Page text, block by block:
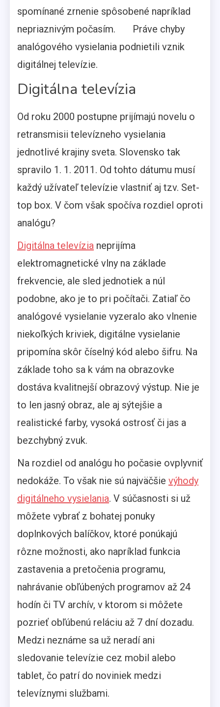
spomínané zrnenie spôsobené napríklad
nepriaznivým počasím.
Práve chyby
analógového vysielania podnietili vznik
digitálnej televízie.
Digitálna televízia
Od roku 2000 postupne prijímajú novelu o
retransmisii televízneho vysielania
jednotlivé krajiny sveta. Slovensko tak
spravilo 1. 1. 2011. Od tohto dátumu musí
každý užívateľ televízie vlastniť aj tzv. Set-
top box. V čom však spočíva rozdiel oproti
analógu?
Digitálna televízia neprijíma
elektromagnetické vlny na základe
frekvencie, ale sled jednotiek a núl
podobne, ako je to pri počítači. Zatiaľ čo
analógové vysielanie vyzeralo ako vlnenie
niekoľkých kriviek, digitálne vysielanie
pripomína skôr číselný kód alebo šifru. Na
základe toho sa k vám na obrazovke
dostáva kvalitnejší obrazový výstup. Nie je
to len jasný obraz, ale aj sýtejšie a
realistické farby, vysoká ostrosť či jas a
bezchybný zvuk.
Na rozdiel od analógu ho počasie ovplyvniť
nedokáže. To však nie sú najväčšie výhody
digitálneho vysielania. V súčasnosti si už
môžete vybrať z bohatej ponuky
doplnkových balíčkov, ktoré ponúkajú
rôzne možnosti, ako napríklad funkcia
zastavenia a pretočenia programu,
nahrávanie obľúbených programov až 24
hodín či TV archív, v ktorom si môžete
pozrieť obľúbenú reláciu až 7 dní dozadu.
Medzi neznáme sa už neradí ani
sledovanie televízie cez mobil alebo
tablet, čo patrí do noviniek medzi
televíznymi službami.